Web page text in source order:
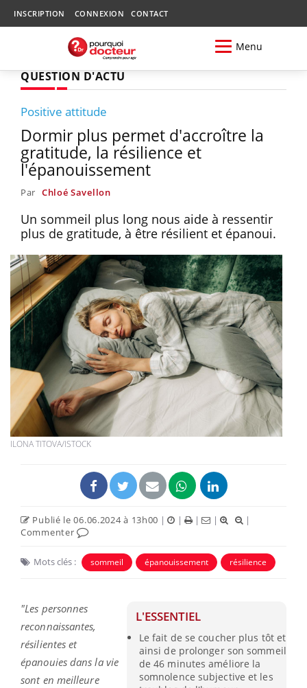
INSCRIPTION CONNEXION CONTACT
Menu
QUESTION D'ACTU
Positive attitude
Dormir plus permet d'accroître la
gratitude, la résilience et
l'épanouissement
Par Chloé Savellon
Un sommeil plus long nous aide à ressentir
plus de gratitude, à être résilient et épanoui.
ILONA TITOVA/ISTOCK
Publié le 06.06.2024 à 13h00 | | | |
|
Commenter
Mots clés : sommeil épanouissement résilience
L'ESSENTIEL
Le fait de se coucher plus tôt et
ainsi de prolonger son sommeil
de 46 minutes améliore la
somnolence subjective et les
"Les personnes
reconnaissantes,
résilientes et
épanouies dans la vie
sont en meilleure